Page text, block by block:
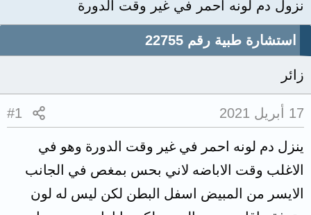
نزول دم لونه احمر في غير وقت الدورة
استشارة طبية رقم 22755
زائر
17 أبريل 2021 #1
ينزل دم لونه احمر في غير وقت الدورة وهو في
الاغلب وقت الاباضه لاني بحس بمغص في الجانب
الايسر من المبيض اسفل البطن لكن ليس له لون